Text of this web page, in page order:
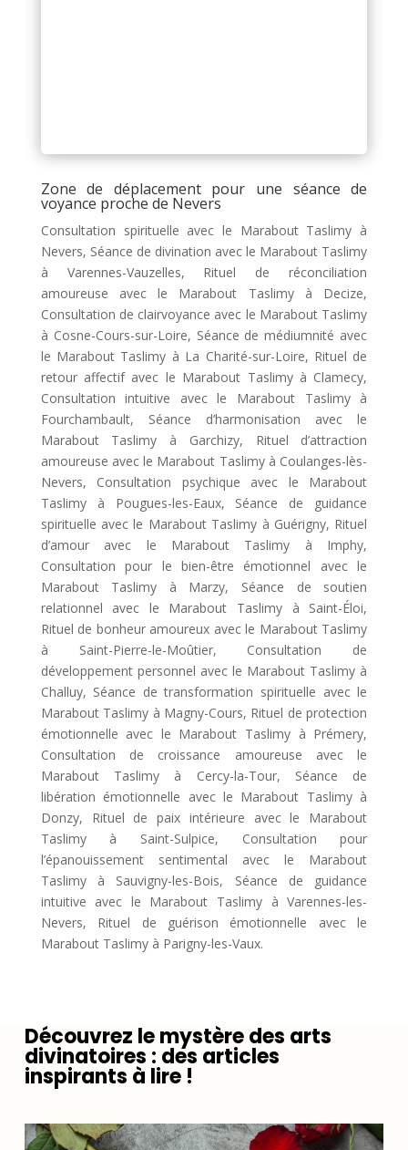
Zone de déplacement pour une séance de
voyance proche de Nevers
Consultation spirituelle avec le Marabout Taslimy à
Nevers, Séance de divination avec le Marabout Taslimy
à Varennes-Vauzelles, Rituel de réconciliation
amoureuse avec le Marabout Taslimy à Decize,
Consultation de clairvoyance avec le Marabout Taslimy
à Cosne-Cours-sur-Loire, Séance de médiumnité avec
le Marabout Taslimy à La Charité-sur-Loire, Rituel de
retour affectif avec le Marabout Taslimy à Clamecy,
Consultation intuitive avec le Marabout Taslimy à
Fourchambault, Séance d’harmonisation avec le
Marabout Taslimy à Garchizy, Rituel d’attraction
amoureuse avec le Marabout Taslimy à Coulanges-lès-
Nevers, Consultation psychique avec le Marabout
Taslimy à Pougues-les-Eaux, Séance de guidance
spirituelle avec le Marabout Taslimy à Guérigny, Rituel
d’amour avec le Marabout Taslimy à Imphy,
Consultation pour le bien-être émotionnel avec le
Marabout Taslimy à Marzy, Séance de soutien
relationnel avec le Marabout Taslimy à Saint-Éloi,
Rituel de bonheur amoureux avec le Marabout Taslimy
à Saint-Pierre-le-Moûtier, Consultation de
développement personnel avec le Marabout Taslimy à
Challuy, Séance de transformation spirituelle avec le
Marabout Taslimy à Magny-Cours, Rituel de protection
émotionnelle avec le Marabout Taslimy à Prémery,
Consultation de croissance amoureuse avec le
Marabout Taslimy à Cercy-la-Tour, Séance de
libération émotionnelle avec le Marabout Taslimy à
Donzy, Rituel de paix intérieure avec le Marabout
Taslimy à Saint-Sulpice, Consultation pour
l’épanouissement sentimental avec le Marabout
Taslimy à Sauvigny-les-Bois, Séance de guidance
intuitive avec le Marabout Taslimy à Varennes-les-
Nevers, Rituel de guérison émotionnelle avec le
Marabout Taslimy à Parigny-les-Vaux.
Découvrez le mystère des arts
divinatoires : des articles
inspirants à lire !